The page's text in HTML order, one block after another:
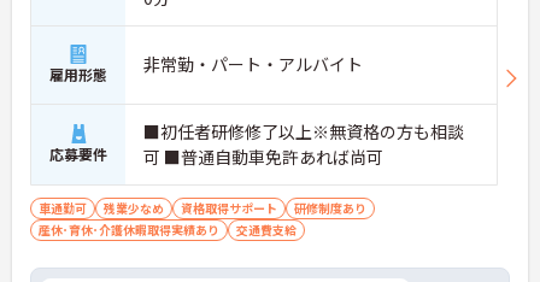
雇用形態 非常勤・パート・アルバイト
応募要件
■初任者研修修了以上※無資格の方も相談
可 ■普通自動車免許あれば尚可
車通勤可 残業少なめ 資格取得サポート
研修制度あり
産休･育休･介護休暇取得実績あり
交通費支給